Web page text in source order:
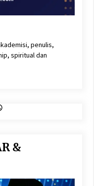
penulis,
spiritual dan
&